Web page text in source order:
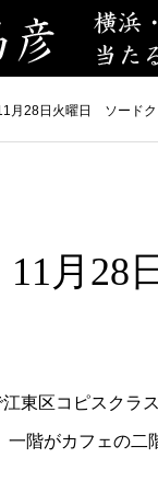
月28日火曜日 ソードク
11月28
東区コピスクラ
一階がカフェの二